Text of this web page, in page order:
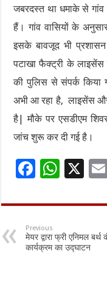
जबरदस्त था धमाके से
हैं। गांव वासियों के
इसके बावजूद भी प्रशासन
पटाखा फैक्ट्री के लाइसेंस
की पुलिस से संपर्क किया
अभी आ रहा है, लाइसेंस
है| मौके पर एसडीएम
जांच शुरू कर दी गई है।
F
e
b
o
W
at
sA
p
X
Previous
मेयर द्वारा फ्री एनिमल बर्थ
कार्यक्रम का उद्घाटन